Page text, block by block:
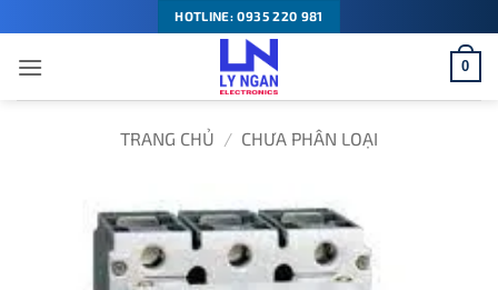
qua
nội
dung
HOTLINE: 0935 220 981
0
TRANG CHỦ / CHƯA PHÂN LOẠI